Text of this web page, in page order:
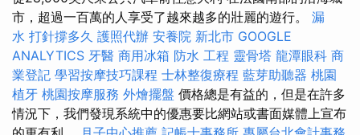
市，超過一百萬的人享受了越來越多的壯麗的遊行。 漏
水 打針撐多久 護照代辦 安養院 新北市 GOOGLE
ANALYTICS 牙醫 商用冰箱 防水 工程 靈骨塔 龍潭眼科 商
業登記 學習按摩技巧課程 士林整復療程 藍芽助聽器 桃園
植牙 桃園按摩服務 外燴擺盤 價格總是有益的，但是在許多
情況下，我們發現系統中的優惠要比網站或書面媒體上宣布